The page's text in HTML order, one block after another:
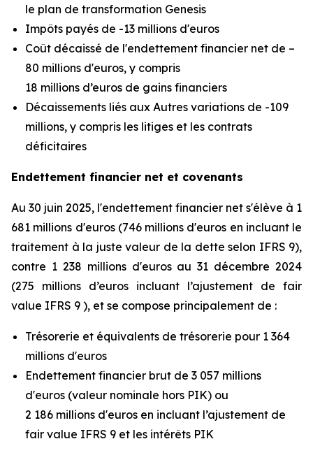
le plan de transformation Genesis
Impôts payés de -13 millions d'euros
Coût décaissé de l'endettement financier net de –
80 millions d'euros, y compris
18 millions d’euros de gains financiers
Décaissements liés aux Autres variations de -109
millions, y compris les litiges et les contrats
déficitaires
Endettement financier net et covenants
Au 30 juin 2025, l'endettement financier net s'élève à 1
681 millions d'euros (746 millions d'euros en incluant le
traitement à la juste valeur de la dette selon IFRS 9),
contre 1 238 millions d'euros au 31 décembre 2024
(275 millions d’euros incluant l’ajustement de fair
value IFRS 9 ), et se compose principalement de :
Trésorerie et équivalents de trésorerie pour 1 364
millions d'euros
Endettement financier brut de 3 057 millions
d'euros (valeur nominale hors PIK) ou
2 186 millions d'euros en incluant l’ajustement de
fair value IFRS 9 et les intérêts PIK